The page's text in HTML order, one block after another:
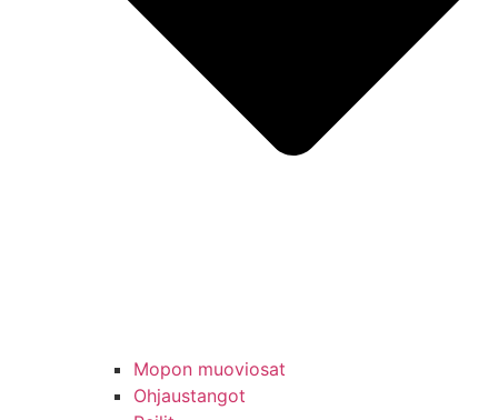
Mopon muoviosat
Ohjaustangot